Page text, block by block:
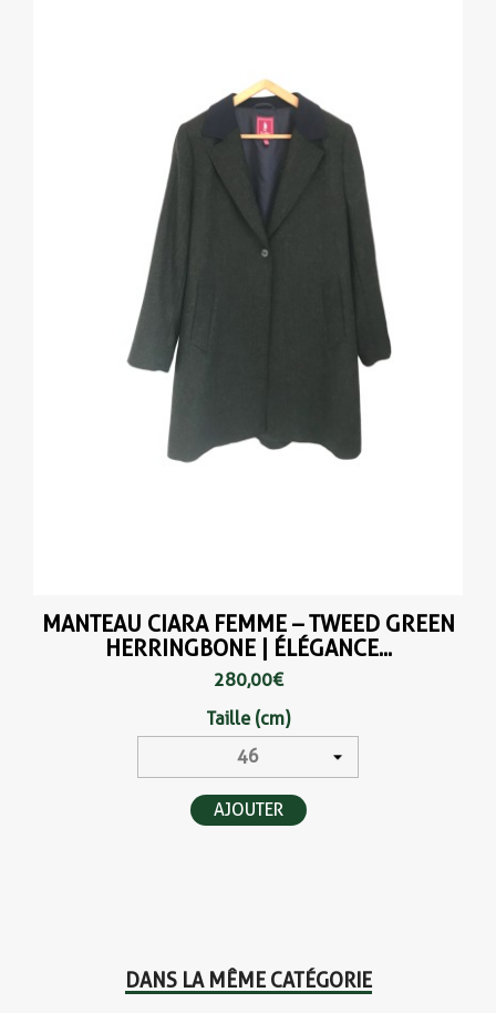
MANTEAU CIARA FEMME – TWEED GREEN
HERRINGBONE | ÉLÉGANCE...
280,00 €
Taille (cm)
AJOUTER
DANS LA MÊME CATÉGORIE